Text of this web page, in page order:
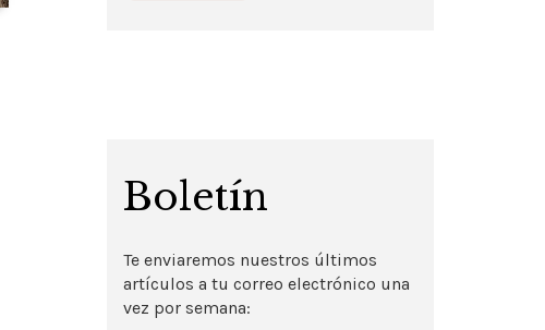
Boletín
Te enviaremos nuestros últimos
artículos a tu correo electrónico una
vez por semana: